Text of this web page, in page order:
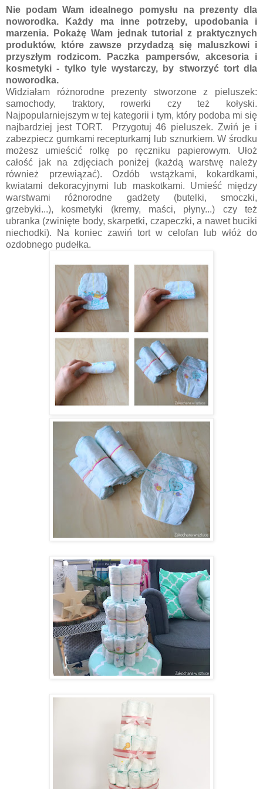
Nie podam Wam idealnego pomysłu na prezenty dla
noworodka. Każdy ma inne potrzeby, upodobania i
marzenia. Pokażę Wam jednak tutorial z praktycznych
produktów, które zawsze przydadzą się maluszkowi i
przyszłym rodzicom. Paczka pampersów, akcesoria i
kosmetyki - tylko tyle wystarczy, by stworzyć tort dla
noworodka.
Widziałam różnorodne prezenty stworzone z pieluszek:
samochody, traktory, rowerki czy też kołyski.
Najpopularniejszym w tej kategorii i tym, który podoba mi się
najbardziej jest TORT. Przygotuj 46 pieluszek. Zwiń je i
zabezpiecz gumkami recepturkamj lub sznurkiem. W środku
możesz umieścić rolkę po ręczniku papierowym. Ułoż
całość jak na zdjęciach poniżej (każdą warstwę należy
również przewiązać). Ozdób wstążkami, kokardkami,
kwiatami dekoracyjnymi lub maskotkami. Umieść między
warstwami różnorodne gadżety (butelki, smoczki,
grzebyki...), kosmetyki (kremy, maści, płyny...) czy też
ubranka (zwinięte body, skarpetki, czapeczki, a nawet buciki
niechodki). Na koniec zawiń tort w celofan lub włóż do
ozdobnego pudełka.